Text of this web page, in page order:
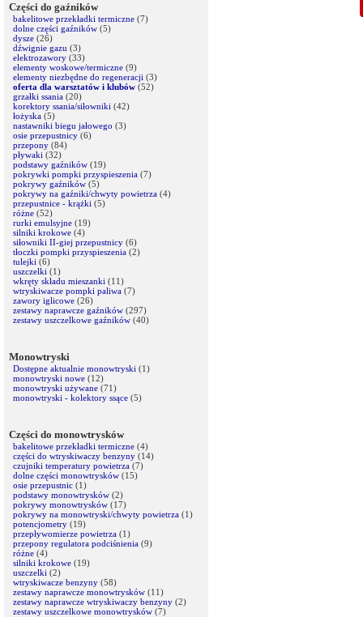
Części do gaźników
bakelitowe przekładki termiczne (7)
dolne części gaźników (5)
dysze (26)
dźwignie gazu (3)
elektrozawory (33)
elementy woskowe/termiczne (9)
elementy niezbędne do regeneracji (3)
oferta dla warsztatów i klubów (52)
grzałki ssania (20)
korektory ssania/siłowniki (42)
łożyska (5)
nastawniki biegu jałowego (3)
osie przepustnicy (6)
przepony (84)
pływaki (32)
podstawy gaźników (19)
pokrywki pompki przyspieszenia (7)
pokrywy gaźników (5)
pokrywy na gaźniki/chwyty powietrza (4)
przepustnice - krążki (5)
różne (52)
rurki emulsyjne (19)
silniki krokowe (4)
siłowniki II-giej przepustnicy (6)
tłoczki pompki przyspieszenia (2)
tulejki (6)
uszczelki (1)
wkręty składu mieszanki (11)
wtryskiwacze pompki paliwa (7)
zawory iglicowe (26)
zestawy naprawcze gaźników (297)
zestawy uszczelkowe gaźników (40)
Monowtryski
Dostępne aktualnie monowtryski (1)
monowtryski nowe (12)
monowtryski używane (71)
monowtryski - kolektory ssące (5)
Części do monowtrysków
bakelitowe przekładki termiczne (4)
części do wtryskiwaczy benzyny (14)
czujniki temperatury powietrza (7)
dolne części monowtrysków (15)
osie przepustnic (1)
podstawy monowtrysków (2)
pokrywy monowtrysków (17)
pokrywy na monowtryski/chwyty powietrza (1)
potencjometry (19)
przepływomierze powietrza (1)
przepony regulatora podciśnienia (9)
różne (4)
silniki krokowe (19)
uszczelki (2)
wtryskiwacze benzyny (58)
zestawy naprawcze monowtrysków (11)
zestawy naprawcze wtryskiwaczy benzyny (2)
zestawy uszczelkowe monowtrysków (7)